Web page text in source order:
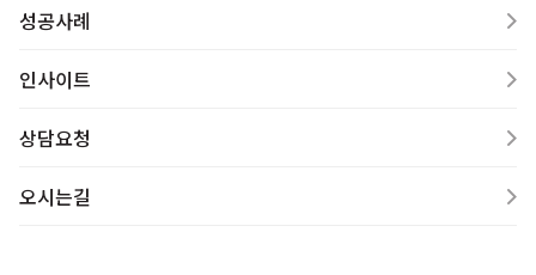
성공사례
인사이트
상담요청
오시는길